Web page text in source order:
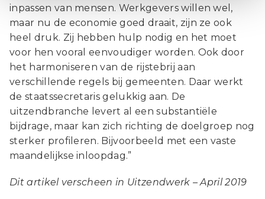
inpassen van mensen. Werkgevers willen wel,
maar nu de economie goed draait, zijn ze ook
heel druk. Zij hebben hulp nodig en het moet
voor hen vooral eenvoudiger worden. Ook door
het harmoniseren van de rijstebrij aan
verschillende regels bij gemeenten. Daar werkt
de staatssecretaris gelukkig aan. De
uitzendbranche levert al een substantiële
bijdrage, maar kan zich richting de doelgroep nog
sterker profileren. Bijvoorbeeld met een vaste
maandelijkse inloopdag.”
Dit artikel verscheen in Uitzendwerk – April 2019